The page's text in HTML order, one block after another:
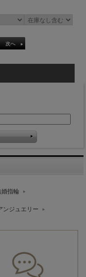
次へ
婚指輪
ンジュエリー